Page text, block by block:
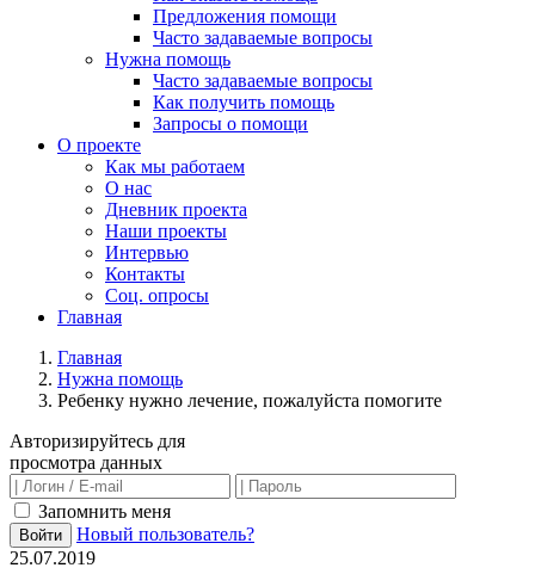
Предложения помощи
Часто задаваемые вопросы
Нужна помощь
Часто задаваемые вопросы
Как получить помощь
Запросы о помощи
О проекте
Как мы работаем
О нас
Дневник проекта
Наши проекты
Интервью
Контакты
Соц. опросы
Главная
Главная
Нужна помощь
Ребенку нужно лечение, пожалуйста помогите
Авторизируйтесь для
просмотра данных
Запомнить меня
Войти
Новый пользователь?
25.07.2019